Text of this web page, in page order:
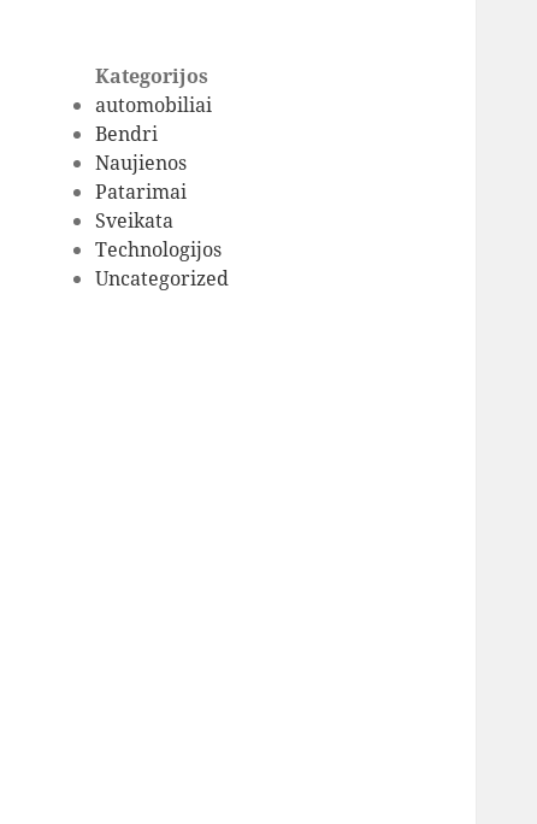
Kategorijos
automobiliai
Bendri
Naujienos
Patarimai
Sveikata
Technologijos
Uncategorized